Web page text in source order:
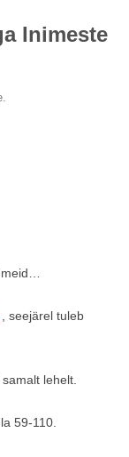
Inimeste
, seejärel tuleb
lehelt.
59-110.